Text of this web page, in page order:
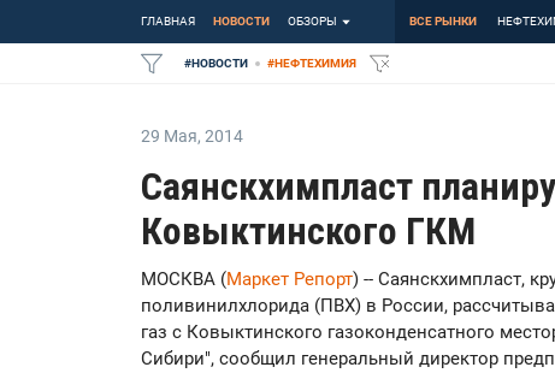
ГЛАВНАЯ НОВОСТИ ОБЗОРЫ ВСЕ РЫНКИ
#НОВОСТИ #НЕФТЕХИМИЯ
29 Мая, 2014
Саянскхимпласт
Ковыктинского ГКМ
МОСКВА (Маркет Репорт) -- Саянскхимпласт,
поливинилхлорида (ПВХ) в России,
газ с Ковыктинского газоконденсатного
Сибири", сообщил генеральный директор